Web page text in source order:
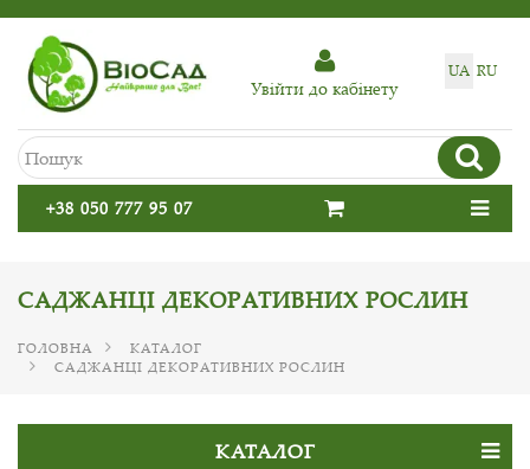
UA RU
Увiйти до кабiнету
+38 050 777 95 07
САДЖАНЦІ ДЕКОРАТИВНИХ РОСЛИН
ГОЛОВНА
КАТАЛОГ
САДЖАНЦІ ДЕКОРАТИВНИХ РОСЛИН
КАТАЛОГ